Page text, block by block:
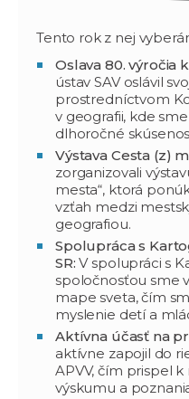
Tento rok z nej
Oslava 80. výročia
ústav SAV oslávil
prostredníctvom
v geografii, kde
dlhoročné
Výstava Cesta (z)
zorganizovali
mesta“, ktorá
vzťah medzi
geografiou.
Spolupráca s
SR: V spolupráci s
spoločnosťou sme
mape sveta, čím
myslenie detí a
Aktívna účasť na
aktívne zapojil do
APVV, čím prispel
výskumu a